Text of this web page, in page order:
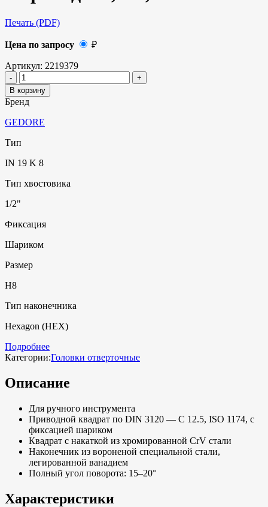
Печать (PDF)
Цена по запросу ₽
Артикул: 2219379
В корзину
Бренд
GEDORE
Тип
IN 19 K 8
Тип хвостовика
1/2"
Фиксация
Шариком
Размер
H8
Тип наконечника
Hexagon (HEX)
Подробнее
Категории:Головки отверточные
Описание
Для ручного инструмента
Приводной квадрат по DIN 3120 — C 12.5, ISO 1174, с
фиксацией шариком
Квадрат с накаткой из хромированной CrV стали
Наконечник из вороненой специальной стали,
легированной ванадием
Полный угол поворота: 15–20°
Характеристики